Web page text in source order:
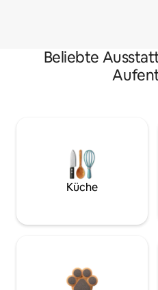
Beliebte
Küche